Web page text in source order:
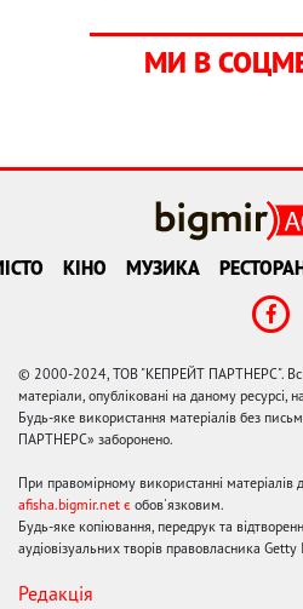
МИ В
КІНО МУЗИКА
© 2000-2024, ТОВ "КЕПРЕЙТ ПАРТНЕРС". Всі
матеріали, опубліковані на даному
Будь-яке використання матеріалів без
ПАРТНЕРС» заборонено.
При правомірному використанні матеріалів
afisha.bigmir.net є обов'язковим.
Будь-яке копіювання, передрук та
аудіовізуальних творів правовласника
Редакція